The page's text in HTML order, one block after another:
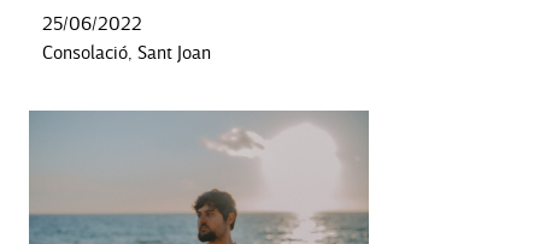
25/06/2022
Consolació, Sant Joan